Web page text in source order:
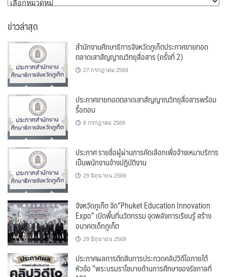
ข่าวล่าสุด
สำนักงานศึกษาธิการจังหวัดภูเก็ตประกาศขายทอด
ตลาดเสาสัญญาณวิทยุสื่อสาร (ครั้งที่ 2)
27 กรกฎาคม 2569
ประกาศขายทอดตลาดเสาสัญญาณวิทยุสื่อสารพร้อม
รื้อถอน
8 กรกฎาคม 2569
ประกาศ รายชื่อผู้ผ่านการคัดเลือกเพื่อจ้างเหมาบริการ
เป็นพนักงานจ้างปฏิบัติงาน
29 มิถุนายน 2569
จังหวัดภูเก็ต จัด“Phuket Education Innovation
Expo” เปิดพื้นที่นวัตกรรม จุดพลังการเรียนรู้ สร้าง
อนาคตเด็กภูเก็ต
29 มิถุนายน 2569
ประกาศผลการตัดสินการประกวดคลิปวิดีโอภายใต้
หัวข้อ “พระบรมราโชบายด้านการศึกษาของรัชกาลที่